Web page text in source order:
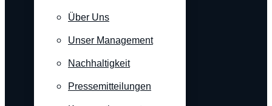
Über Uns
Unser Management
Nachhaltigkeit
Pressemitteilungen